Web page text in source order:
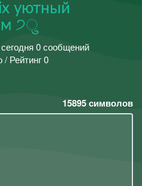
уютный
੭ु
0 сообщений
/ Рейтинг 0
15895символов